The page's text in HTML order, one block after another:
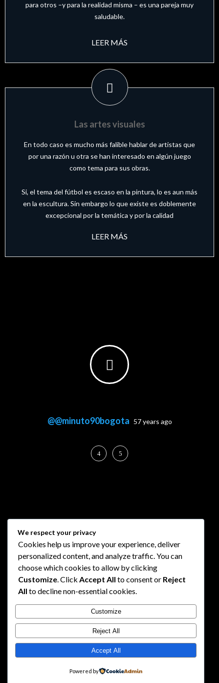
para otros –y para la realidad misma – es una pareja muy
saludable.
LEER MÁS
Las artes visuales
En todo caso es mucho más falible hablar de artistas que
por una razón u otra se han interesado en algún juego
como tema para sus obras.
Si, el tema del fútbol es escaso en la pintura, lo es aun más
en la escultura. Sin embargo lo que existe es doblemente
excepcional por la temática y por la calidad
LEER MÁS
@@minuto90bogota 57 years ago
We respect your privacy
Cookies help us improve your experience, deliver
personalized content, and analyze traffic. You can
choose which cookies to allow by clicking
Customize . Click Accept All to consent or Reject
All to decline non-essential cookies.
Customize
Reject All
Accept All
Powered by